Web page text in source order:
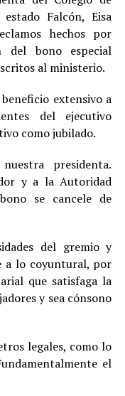
Falcón, Eisa
hechos por
del bono especial
al ministerio.
extensivo a
del ejecutivo
como jubilado.
presidenta.
y a la Autoridad
se cancele de
del gremio y
a lo coyuntural, por
que satisfaga la
y sea cónsono
legales, como lo
el